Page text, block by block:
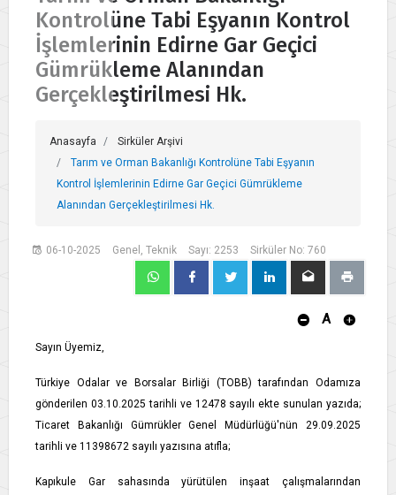
Kontrolüne Tabi Eşyanın Kontrol
İşlemlerinin Edirne Gar Geçici
Gümrükleme Alanından
Gerçekleştirilmesi Hk.
Anasayfa
Sirküler Arşivi
Tarım ve Orman Bakanlığı Kontrolüne Tabi Eşyanın
Kontrol İşlemlerinin Edirne Gar Geçici Gümrükleme
Alanından Gerçekleştirilmesi Hk.
06-10-2025 Genel, Teknik Sayı: 2253 Sirküler No: 760
A
Sayın Üyemiz,
Türkiye Odalar ve Borsalar Birliği (TOBB) tarafından Odamıza
gönderilen 03.10.2025 tarihli ve 12478 sayılı ekte sunulan yazıda;
Ticaret Bakanlığı Gümrükler Genel Müdürlüğü'nün 29.09.2025
tarihli ve 11398672 sayılı yazısına atıfla;
Kapıkule Gar sahasında yürütülen inşaat çalışmalarından